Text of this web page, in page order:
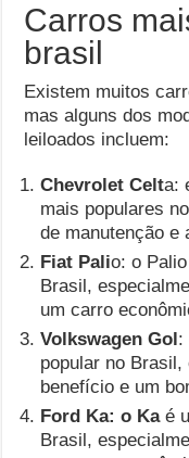
Carros
brasil
Existem muitos
mas alguns dos
leiloados incluem:
Chevrolet Celta:
mais populares
de manutenção e
Fiat Palio: o
Brasil,
um carro
Volkswagen Gol:
popular no
benefício e um
Ford Ka: o Kaé
Brasil,